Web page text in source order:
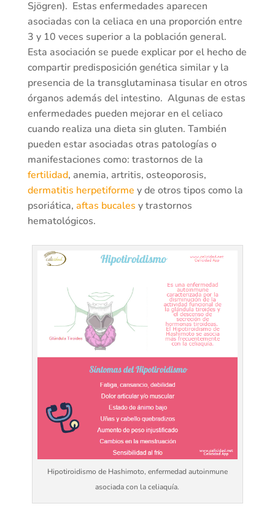
Sjögren). Estas enfermedades aparecen
asociadas con la celiaca en una proporción entre
3 y 10 veces superior a la población general.
Esta asociación se puede explicar por el hecho de
compartir predisposición genética similar y la
presencia de la transglutaminasa tisular en otros
órganos además del intestino. Algunas de estas
enfermedades pueden mejorar en el celiaco
cuando realiza una dieta sin gluten. También
pueden estar asociadas otras patologías o
manifestaciones como: trastornos de la
fertilidad, anemia, artritis, osteoporosis,
dermatitis herpetiforme y de otros tipos como la
psoriática, aftas bucales y trastornos
hematológicos.
Hipotiroidismo de Hashimoto, enfermedad autoinmune
asociada con la celiaquía.